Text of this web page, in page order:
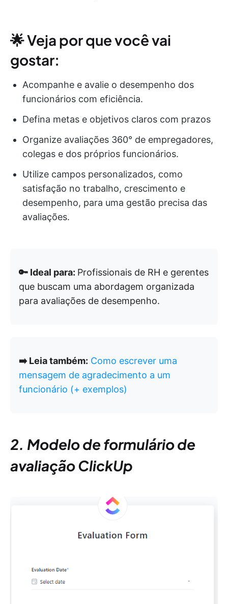
🌟 Veja por que você vai
gostar:
Acompanhe e avalie o desempenho dos
funcionários com eficiência.
Defina metas e objetivos claros com prazos
Organize avaliações 360° de empregadores,
colegas e dos próprios funcionários.
Utilize campos personalizados, como
satisfação no trabalho, crescimento e
desempenho, para uma gestão precisa das
avaliações.
🔑 Ideal para: Profissionais de RH e gerentes
que buscam uma abordagem organizada
para avaliações de desempenho.
➡️ Leia também: Como escrever uma
mensagem de agradecimento a um
funcionário (+ exemplos)
2. Modelo de formulário de
avaliação ClickUp